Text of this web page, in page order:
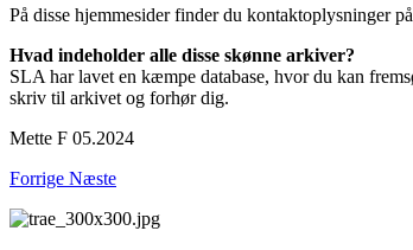
På disse hjemmesider finder du kontaktoplysninger
Hvad indeholder alle disse skønne arkiver?
SLA har lavet en kæmpe database, hvor du kan
skriv til arkivet og forhør dig.
Mette F 05.2024
Forrige Næste